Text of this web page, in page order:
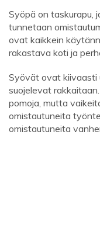
Syöpä on taskurapu,
tunnetaan
ovat kaikkein
rakastava koti ja
Syövät ovat kiivaasti
suojelevat
pomoja, mutta
omistautuneita
omistautuneita